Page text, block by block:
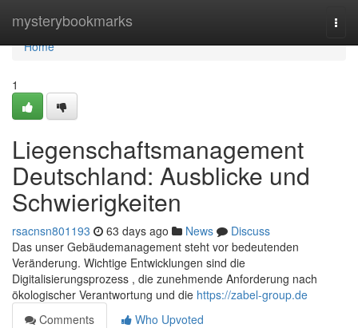
mysterybookmarks
Home
Home
1
Liegenschaftsmanagement
Deutschland: Ausblicke und
Schwierigkeiten
rsacnsn801193 63 days ago News
Discuss
Das unser Gebäudemanagement steht vor bedeutenden
Veränderung. Wichtige Entwicklungen sind die
Digitalisierungsprozess , die zunehmende Anforderung nach
ökologischer Verantwortung und die https://zabel-group.de
Comments
Who Upvoted